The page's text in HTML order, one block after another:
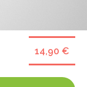
14,90 €